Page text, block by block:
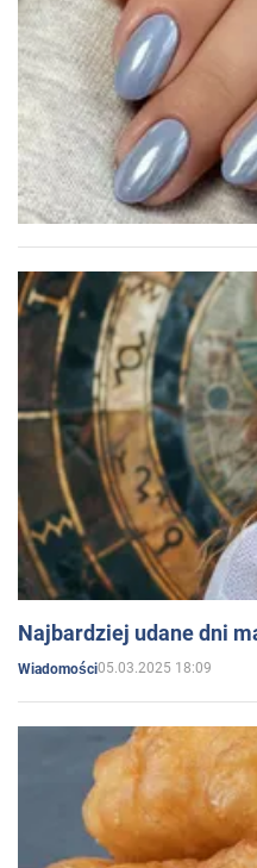
Najbardziej udane dni
Wiadomości05.03.2025 18:09